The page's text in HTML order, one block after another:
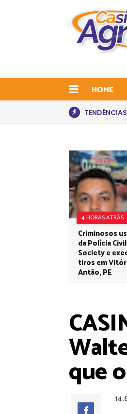
HOME
TENDÊNCIAS
4 HORAS ATRÁS
Criminosos
da Polícia
Society e
tiros em
Antão, PE
que